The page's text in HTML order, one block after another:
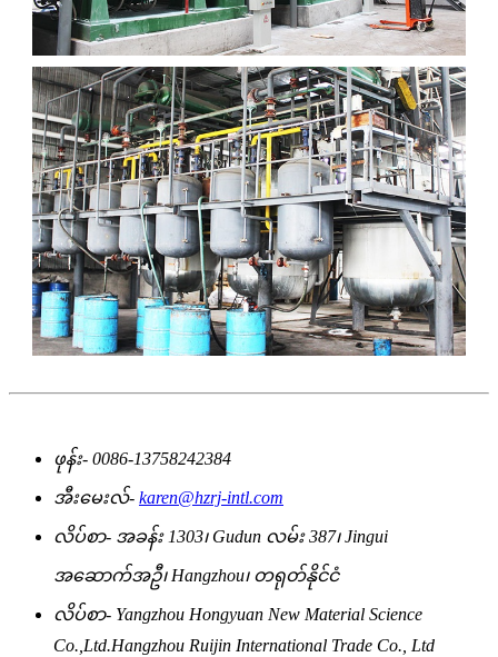
ဖုန်း- 0086-13758242384
အီးမေးလ်- karen@hzrj-intl.com
လိပ်စာ- အခန်း 1303၊ Gudun လမ်း 387၊ Jingui
အဆောက်အဦ၊ Hangzhou၊ တရုတ်နိုင်ငံ
လိပ်စာ- Yangzhou Hongyuan New Material Science
Co.,Ltd.Hangzhou Ruijin International Trade Co., Ltd